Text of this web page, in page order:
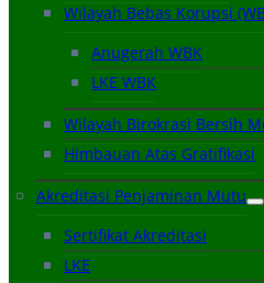
Wilayah Bebas Korupsi
Anugerah WBK
LKE WBK
Wilayah Birokrasi Bersih
Himbauan Atas Gratifikasi
Akreditasi Penjaminan Mutu
Sertifikat Akreditasi
LKE